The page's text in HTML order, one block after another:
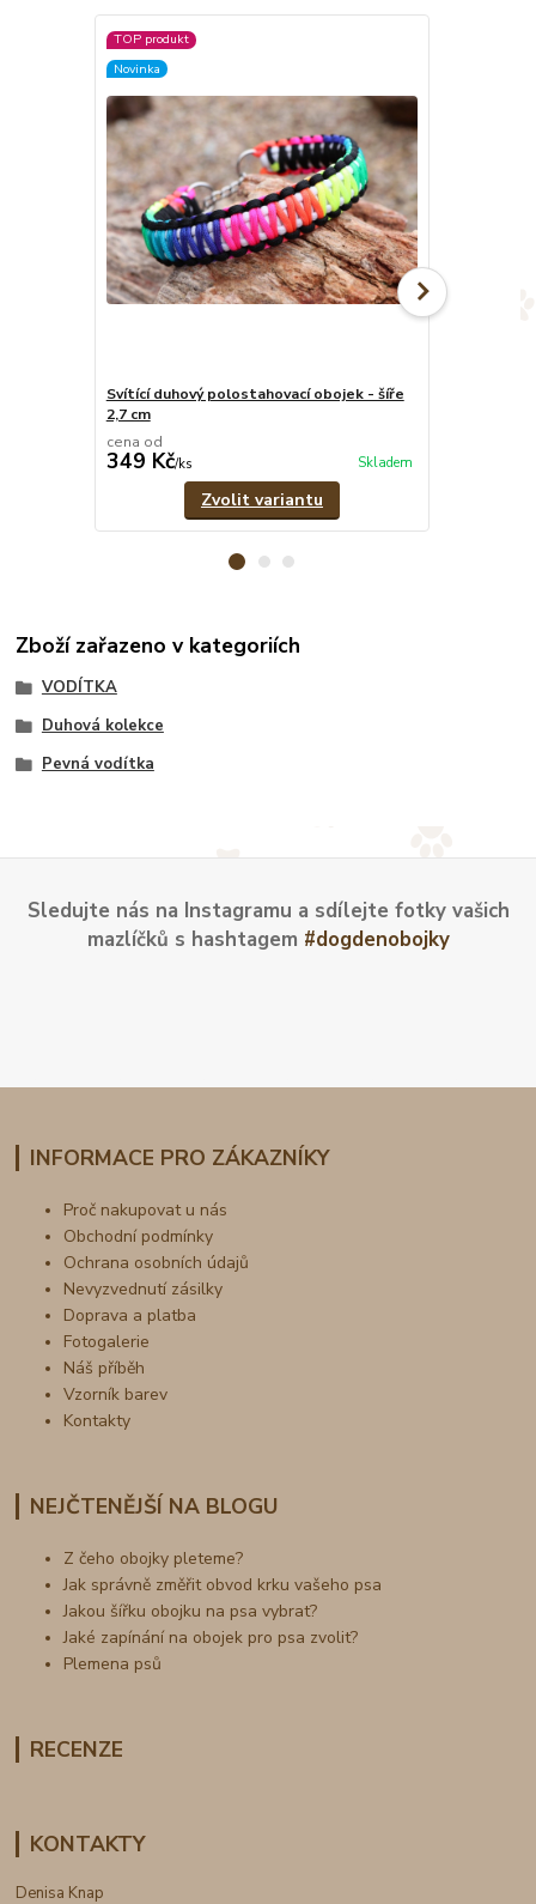
TOP produkt
Novinka
Svítící duhový polostahovací obojek - šíře
2,7 cm
cena od
349 Kč/ks Skladem
Zvolit variantu
Zboží zařazeno v kategoriích
VODÍTKA
Duhová kolekce
Pevná vodítka
Sledujte nás na Instagramu a sdílejte fotky vašich
mazlíčků s hashtagem #dogdenobojky
INFORMACE PRO ZÁKAZNÍKY
Proč nakupovat u nás
Obchodní podmínky
Ochrana osobních údajů
Nevyzvednutí zásilky
Doprava a platba
Fotogalerie
Náš příběh
Vzorník barev
Kontakty
NEJČTENĚJŠÍ NA BLOGU
Z čeho obojky pleteme?
Jak správně změřit obvod krku vašeho psa
Jakou šířku obojku na psa vybrat?
Jaké zapínání na obojek pro psa zvolit?
Plemena psů
RECENZE
KONTAKTY
Denisa Knap